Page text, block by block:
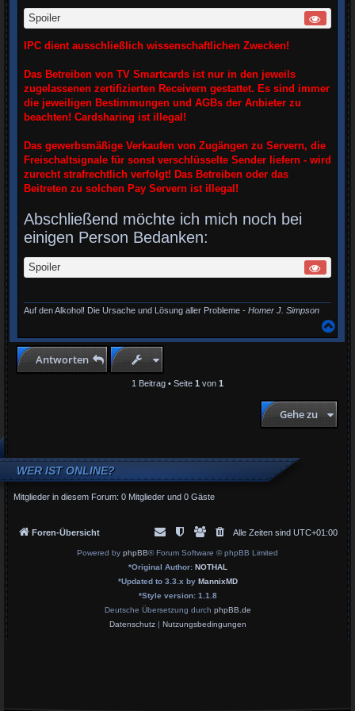
Spoiler
IPC dient ausschließlich wissenschaftlichen Zwecken!
Das Betreiben von TV Smartcards ist nur in den jeweils
zugelassenen zertifizierten Receivern gestattet. Es sind immer
die jeweiligen Bestimmungen und AGBs der Anbieter zu
beachten! Cardsharing ist illegal!
Das gewerbsmäßige Verkaufen von Zugängen zu Servern, die
Freischaltsignale für sonst verschlüsselte Sender liefern - wird
zurecht strafrechtlich verfolgt! Das Betreiben oder das
Beitreten zu solchen Pay Servern ist illegal!
Abschließend möchte ich mich noch bei
einigen Person Bedanken:
Spoiler
Auf den Alkohol! Die Ursache und Lösung aller Probleme - Homer J. Simpson
c
Antworten
1 Beitrag • Seite 1 von 1
Gehe zu
WER IST ONLINE?
Mitglieder in diesem Forum: 0 Mitglieder und 0 Gäste
Foren-Übersicht Alle Zeiten sind UTC+01:00
Powered by phpBB® Forum Software © phpBB Limited
*Original Author: NOTHAL
*Updated to 3.3.x by MannixMD
*Style version: 1.1.8
Deutsche Übersetzung durch phpBB.de
Datenschutz| Nutzungsbedingungen